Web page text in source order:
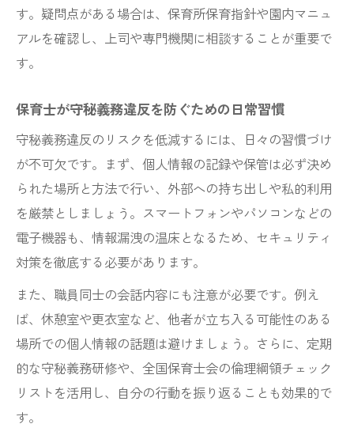
す。疑問点がある場合は、保育所保育指針や園内マニュ
アルを確認し、上司や専門機関に相談することが重要で
す。
保育士が守秘義務違反を防ぐための日常習慣
守秘義務違反のリスクを低減するには、日々の習慣づけ
が不可欠です。まず、個人情報の記録や保管は必ず決め
られた場所と方法で行い、外部への持ち出しや私的利用
を厳禁としましょう。スマートフォンやパソコンなどの
電子機器も、情報漏洩の温床となるため、セキュリティ
対策を徹底する必要があります。
また、職員同士の会話内容にも注意が必要です。例え
ば、休憩室や更衣室など、他者が立ち入る可能性のある
場所での個人情報の話題は避けましょう。さらに、定期
的な守秘義務研修や、全国保育士会の倫理綱領チェック
リストを活用し、自分の行動を振り返ることも効果的で
す。